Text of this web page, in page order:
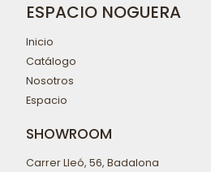
ESPACIO NOGUERA
Inicio
Catálogo
Nosotros
Espacio
SHOWROOM
Carrer Lleó, 56, Badalona